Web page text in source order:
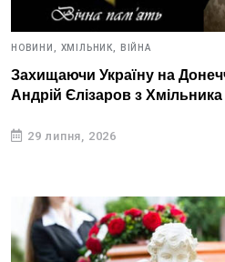
НОВИНИ, ХМІЛЬНИК, ВІЙНА
Захищаючи Україну на
Андрій Єлізаров з Хмільника
29 липня, 2026